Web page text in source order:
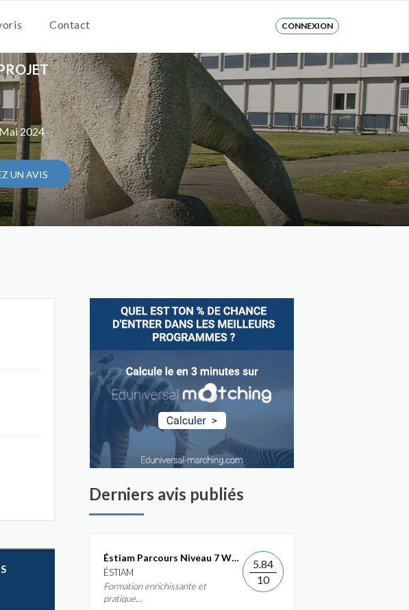
Contact CONNEXION
2024
UN AVIS
Derniers avis publiés
Éstiam Parcours Niveau 7 Web &...
ÉSTIAM
Formation enrichissante et
pratique...
5.84
10